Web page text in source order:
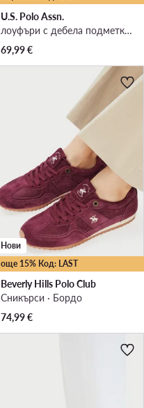
U.S. Polo Assn.
лоуфъри с дебела подметка · Тъмнокафяв
69,99€
още 15% Код: LAST
Нови
Beverly Hills Polo Club
Сникърси · Бордо
74,99€